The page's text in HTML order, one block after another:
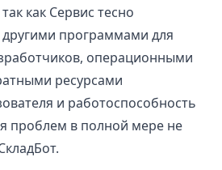
как Сервис тесно
другими программами для
операционными
ресурсами
и работоспособность
проблем в полной мере не